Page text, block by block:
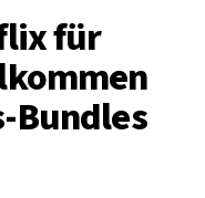
für
Bundles